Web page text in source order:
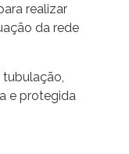
realizar
da rede
e protegida